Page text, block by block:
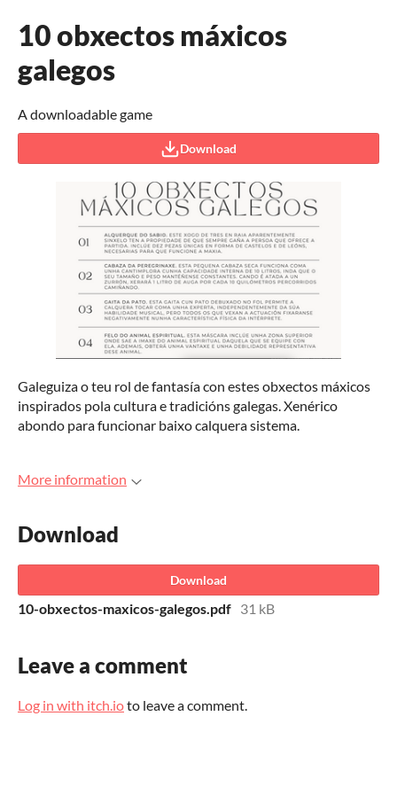
10 obxectos máxicos
galegos
A downloadable game
Download
Galeguiza o teu rol de fantasía con estes obxectos máxicos
inspirados pola cultura e tradicións galegas. Xenérico
abondo para funcionar baixo calquera sistema.
More information
Download
Download
10-obxectos-maxicos-galegos.pdf 31 kB
Leave a comment
Log in with itch.ioto leave a comment.